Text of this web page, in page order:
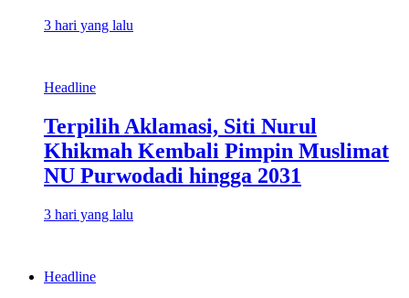
3 hari yang lalu
Headline
Terpilih Aklamasi, Siti Nurul
Khikmah Kembali Pimpin Muslimat
NU Purwodadi hingga 2031
3 hari yang lalu
Headline